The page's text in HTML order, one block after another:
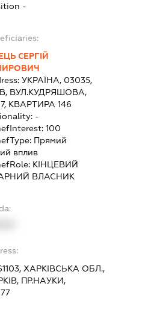
-
СЕРГІЙ
УКРАЇНА, 03035,
ВУЛ.КУДРЯШОВА,
КВАРТИРА 146
-
100
Прямий
вплив
КІНЦЕВИЙ
ВЛАСНИК
ХАРКІВСЬКА ОБЛ.,
ПР.НАУКИ,